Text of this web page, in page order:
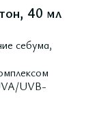
40 мл
себума,
UVB-